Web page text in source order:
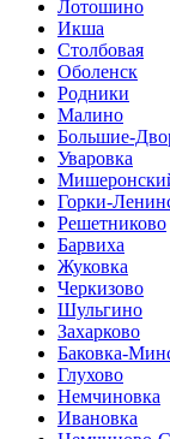
Лотошино
Икша
Столбовая
Оболенск
Родники
Малино
Большие-
Уваровка
Горки-
Решетниково
Барвиха
Жуковка
Черкизово
Шульгино
Захарково
Баковка-
Глухово
Немчиновка
Ивановка